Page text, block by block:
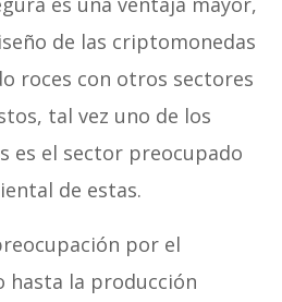
de las criptomonedas
roces con otros sectores
tal vez uno de los
es el sector preocupado
de estas.
por el
hasta la producción